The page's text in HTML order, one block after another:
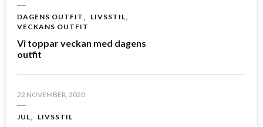
DAGENS OUTFIT
LIVSSTIL
VECKANS OUTFIT
Vi toppar veckan med dagens
outfit
22 NOVEMBER, 2020
JUL LIVSSTIL